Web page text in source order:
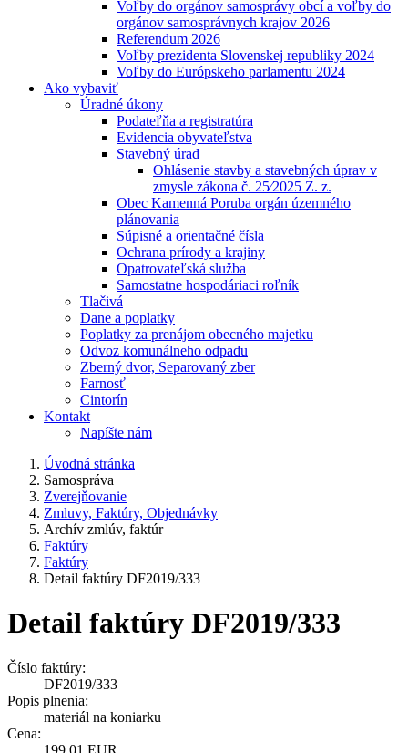
Voľby do orgánov samosprávy obcí a voľby do
orgánov samosprávnych krajov 2026
Referendum 2026
Voľby prezidenta Slovenskej republiky 2024
Voľby do Európskeho parlamentu 2024
Ako vybaviť
Úradné úkony
Podateľňa a registratúra
Evidencia obyvateľstva
Stavebný úrad
Ohlásenie stavby a stavebných úprav v
zmysle zákona č. 25⁄2025 Z. z.
Obec Kamenná Poruba orgán územného
plánovania
Súpisné a orientačné čísla
Ochrana prírody a krajiny
Opatrovateľská služba
Samostatne hospodáriaci roľník
Tlačivá
Dane a poplatky
Poplatky za prenájom obecného majetku
Odvoz komunálneho odpadu
Zberný dvor, Separovaný zber
Farnosť
Cintorín
Kontakt
Napíšte nám
Úvodná stránka
Samospráva
Zverejňovanie
Zmluvy, Faktúry, Objednávky
Archív zmlúv, faktúr
Faktúry
Faktúry
Detail faktúry DF2019/333
Detail faktúry DF2019/333
Číslo faktúry:
DF2019/333
Popis plnenia:
materiál na koniarku
Cena:
199,01 EUR